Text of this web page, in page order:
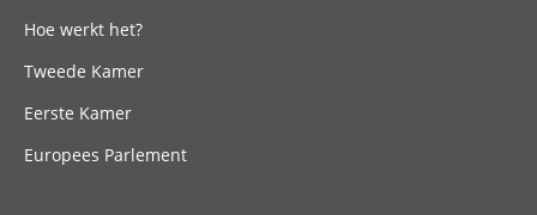
Hoe werkt het?
Tweede Kamer
Eerste Kamer
Europees Parlement